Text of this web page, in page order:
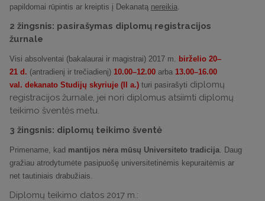
papildomai rūpintis ar kreiptis į Dekanatą nereikia.
2 žingsnis: pasirašymas diplomų registracijos
žurnale
Visi absolventai (bakalaurai ir magistrai) 2017 m. birželio 20–
21 d. (antradienį ir trečiadienį) 10.00–12.00 arba 13.00–16.00
val. dekanato Studijų skyriuje (II a.) turi pasirašyti diplomų
registracijos žurnale, jei nori diplomus atsiimti diplomų
teikimo šventės metu.
3 žingsnis: diplomų teikimo šventė
Primename, kad mantijos nėra mūsų Universiteto tradicija. Daug
gražiau atrodytumėte pasipuošę universitetinėmis kepuraitėmis ar
net tautiniais drabužiais.
Diplomų teikimo datos 2017 m.: